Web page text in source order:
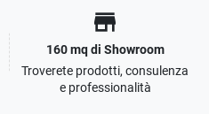
store
160 mq di Showroom
Troverete prodotti, consulenza
e professionalità